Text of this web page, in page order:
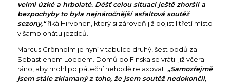
velmi úzké a hrbolaté. Déšť celou situaci ještě zhoršil a
bezpochyby to byla nejnáročnější asfaltová soutěž
sezony,“říká Hirvonen, který si zároveň již pojistil třetí místo
v šampionátu jezdců.
Marcus Grönholm je nyní v tabulce druhý, šest bodů za
Sebastienem Loebem. Domů do Finska se vrátil již včera
ráno, aby mohl po páteční nehodě relaxovat. „Samozřejmě
jsem stále zklamaný z toho, že jsem soutěž nedokončil,